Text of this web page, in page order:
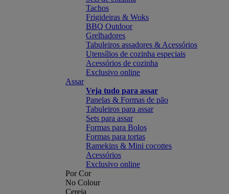
Tachos
Frigideiras & Woks
BBQ Outdoor
Grelhadores
Tabuleiros assadores & Acessórios
Utensílios de cozinha especiais
Acessórios de cozinha
Exclusivo online
Assar
Veja tudo para assar
Panelas & Formas de pão
Tabuleiros para assar
Sets para assar
Formas para Bolos
Formas para tortas
Ramekins & Mini cocottes
Acessórios
Exclusivo online
Por Cor
No Colour
Cereja